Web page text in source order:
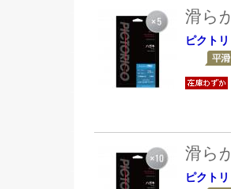
滑ら
ピクト
滑ら
ピクト